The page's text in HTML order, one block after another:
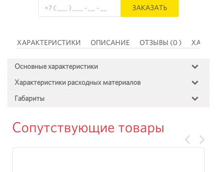
ЗАКАЗАТЬ
ХАРАКТЕРИСТИКИ ОПИСАНИЕ ОТЗЫВЫ (0 )
Основные характеристики
Характеристики расходных материалов
Габариты
Сопутствующие товары